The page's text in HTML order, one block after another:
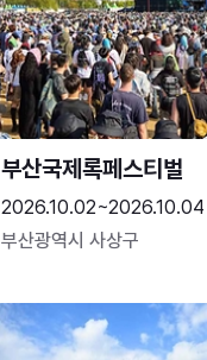
부산국제록페스티벌
2026.10.02~2026.10.04
부산광역시 사상구